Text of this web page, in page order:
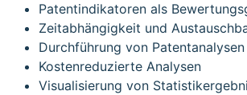
Patentindikatoren als
Zeitabhängigkeit und
Durchführung von Patentanalysen
Kostenreduzierte Analysen
Visualisierung von